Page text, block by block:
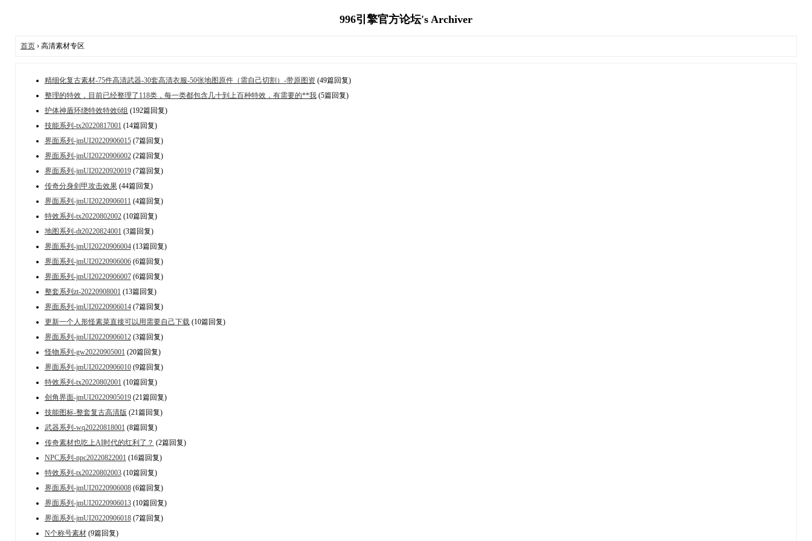
996引擎官方论坛's Archiver
首页› 高清素材专区
精细化复古素材-75件高清武器-30套高清衣服-50张地图原件（需自己切割）-带原图资(49篇回复)
整理的特效，目前已经整理了118类，每一类都包含几十到上百种特效，有需要的**我(5篇回复)
护体神盾环绕特效特效6组 (192篇回复)
技能系列-tx20220817001 (14篇回复)
界面系列-jmUI20220906015(7篇回复)
界面系列-jmUI20220906002(2篇回复)
界面系列-jmUI20220920019(7篇回复)
传奇分身剑甲攻击效果(44篇回复)
界面系列-jmUI20220906011 (4篇回复)
特效系列-tx20220802002(10篇回复)
地图系列-dt20220824001 (3篇回复)
界面系列-jmUI20220906004(13篇回复)
界面系列-jmUI20220906006(6篇回复)
界面系列-jmUI20220906007(6篇回复)
整套系列zt-20220908001 (13篇回复)
界面系列-jmUI20220906014(7篇回复)
更新一个人形怪素菜直接可以用需要自己下载(10篇回复)
界面系列-jmUI20220906012(3篇回复)
怪物系列-gw20220905001 (20篇回复)
界面系列-jmUI20220906010(9篇回复)
特效系列-tx20220802001 (10篇回复)
创角界面-jmUI20220905019(21篇回复)
技能图标-整套复古高清版 (21篇回复)
武器系列-wq20220818001 (8篇回复)
传奇素材也吃上AI时代的红利了？ (2篇回复)
NPC系列-npc20220822001 (16篇回复)
特效系列-tx20220802003(10篇回复)
界面系列-jmUI20220906008(6篇回复)
界面系列-jmUI20220906013(10篇回复)
界面系列-jmUI20220906018(7篇回复)
N个称号素材(9篇回复)